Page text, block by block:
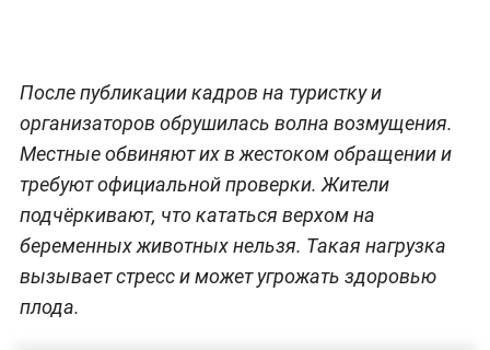
После публикации кадров на туристку и
организаторов обрушилась волна возмущения.
Местные обвиняют их в жестоком обращении и
требуют официальной проверки. Жители
подчёркивают, что кататься верхом на
беременных животных нельзя. Такая нагрузка
вызывает стресс и может угрожать здоровью
плода.